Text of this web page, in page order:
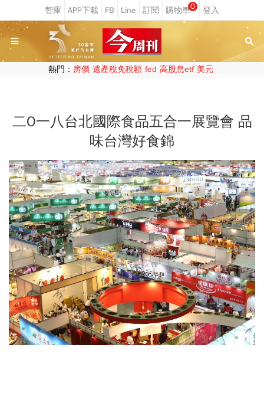
0
熱門： 房價 遺產稅免稅額 fed 高股息etf 美元
二O一八台北國際食品五合一展覽會 品
味台灣好食錦